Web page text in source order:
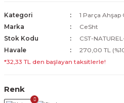
Kategori
1 Parça
Marka
CeSht
Stok Kodu
CST-
Havale
270,00 TL
*32,33 TL den başlayan taksitlerle!
Renk